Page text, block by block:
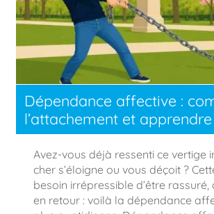
Dépendance affective :
l’attachement et
Avez-vous déjà ressenti ce vertige
cher s’éloigne ou vous déçoit ?
besoin irrépressible d’être rassuré,
en retour : voilà la dépendance